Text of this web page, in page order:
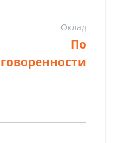
Оклад
По